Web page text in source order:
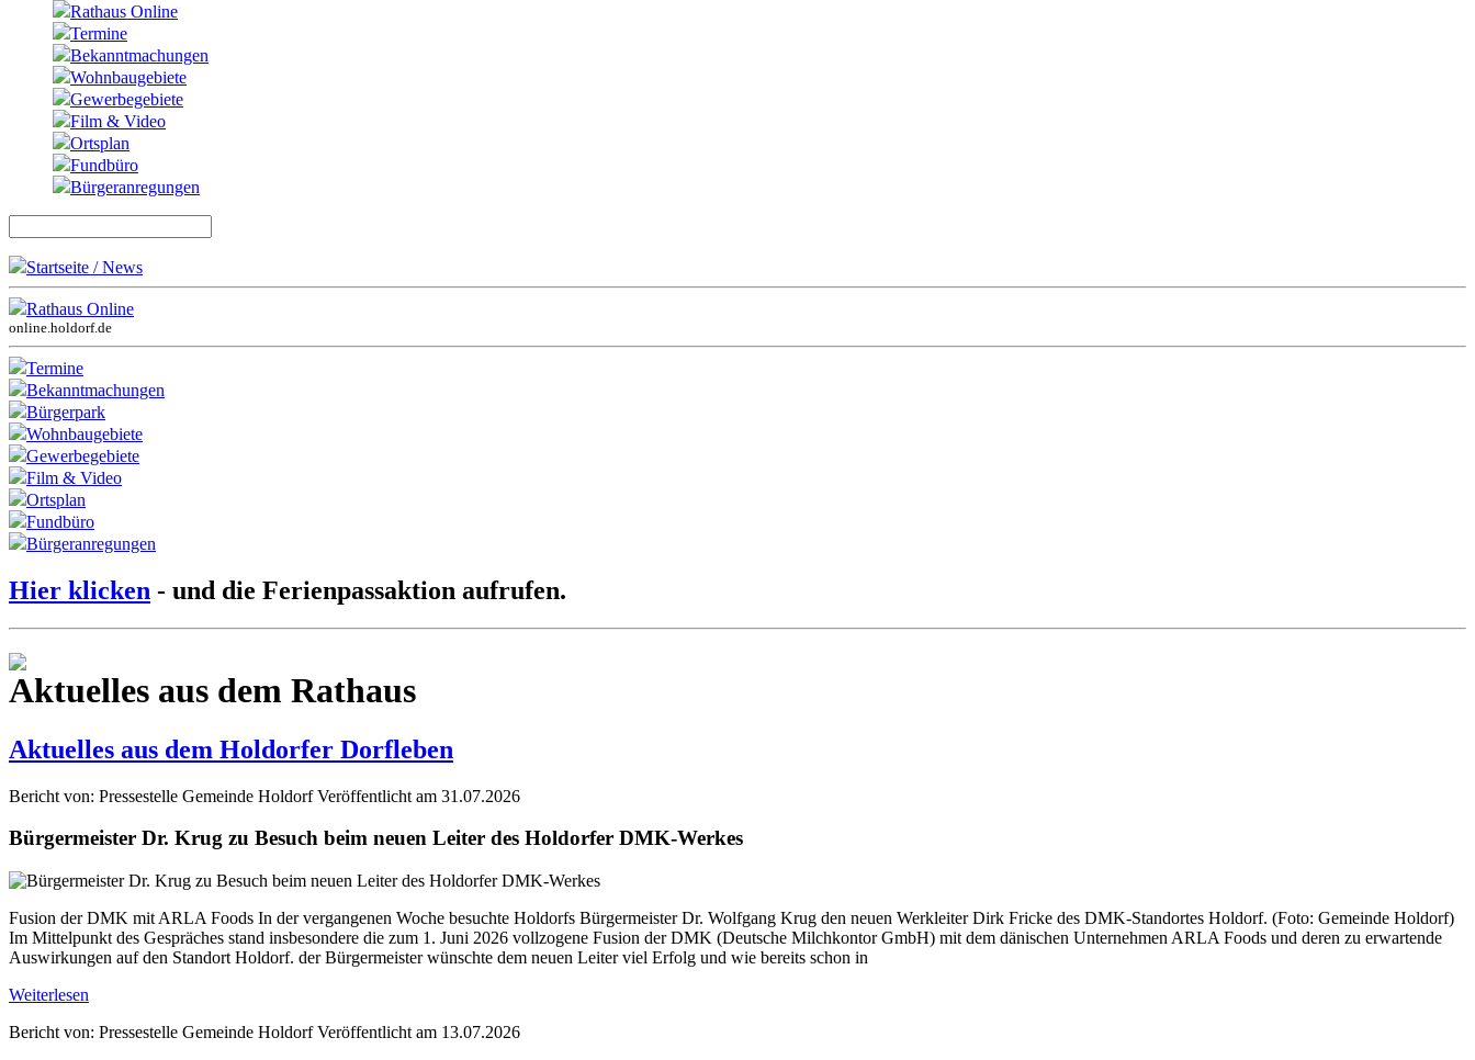
Rathaus Online
Termine
Bekanntmachungen
Wohnbaugebiete
Gewerbegebiete
Film & Video
Ortsplan
Fundbüro
Bürgeranregungen
Startseite / News
Rathaus Online
online.holdorf.de
Termine
Bekanntmachungen
Bürgerpark
Wohnbaugebiete
Gewerbegebiete
Film & Video
Ortsplan
Fundbüro
Bürgeranregungen
Hier klicken - und die Ferienpassaktion aufrufen.
Aktuelles aus dem Rathaus
Aktuelles aus dem Holdorfer Dorfleben
Bericht von: Pressestelle Gemeinde Holdorf Veröffentlicht am 31.07.2026
Bürgermeister Dr. Krug zu Besuch beim neuen Leiter des Holdorfer DMK-Werkes
Fusion der DMK mit ARLA Foods In der vergangenen Woche besuchte Holdorfs Bürgermeister Dr. Wolfgang Krug den neuen Werkleiter Dirk Fricke des DMK-Standortes Holdorf. (Foto: Gemeinde Holdorf)
Im Mittelpunkt des Gespräches stand insbesondere die zum 1. Juni 2026 vollzogene Fusion der DMK (Deutsche Milchkontor GmbH) mit dem dänischen Unternehmen ARLA Foods und deren zu erwartende
Auswirkungen auf den Standort Holdorf. der Bürgermeister wünschte dem neuen Leiter viel Erfolg und wie bereits schon in
Weiterlesen
Bericht von: Pressestelle Gemeinde Holdorf Veröffentlicht am 13.07.2026